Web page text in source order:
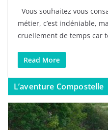
Vous souhaitez vous
métier, c’est indéniable,
cruellement de temps car
Read More
L’aventure Compostelle